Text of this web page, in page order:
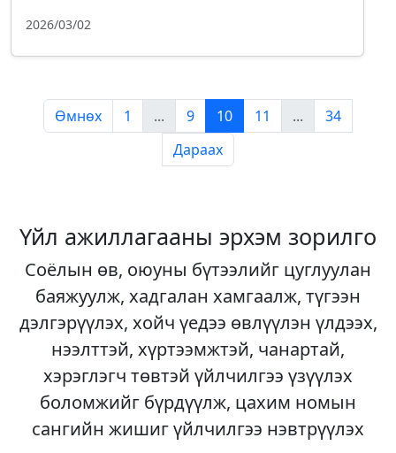
2026/03/02
Өмнөх 1 ... 9 10 11 ...
34
Дараах
Үйл ажиллагааны эрхэм зорилго
Соёлын өв, оюуны бүтээлийг цуглуулан
баяжуулж, хадгалан хамгаалж, түгээн
дэлгэрүүлэх, хойч үедээ өвлүүлэн үлдээх,
нээлттэй, хүртээмжтэй, чанартай,
хэрэглэгч төвтэй үйлчилгээ үзүүлэх
боломжийг бүрдүүлж, цахим номын
сангийн жишиг үйлчилгээ нэвтрүүлэх